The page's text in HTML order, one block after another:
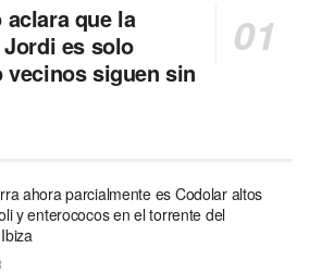
que la
es solo
siguen sin
ahora parcialmente es Codolar altos
y enterococos en el torrente del